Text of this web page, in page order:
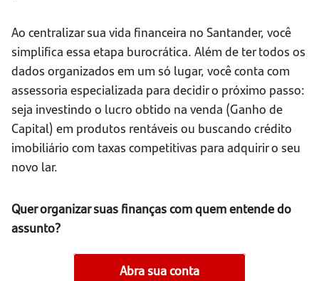
Ao centralizar sua vida financeira no Santander, você
simplifica essa etapa burocrática. Além de ter todos os
dados organizados em um só lugar, você conta com
assessoria especializada para decidir o próximo passo:
seja investindo o lucro obtido na venda (Ganho de
Capital) em produtos rentáveis ou buscando crédito
imobiliário com taxas competitivas para adquirir o seu
novo lar.
Quer organizar suas finanças com quem entende do
assunto?
Abra sua conta